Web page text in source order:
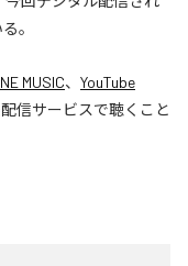
。
MUSIC、 YouTube
信サービスで聴くこと